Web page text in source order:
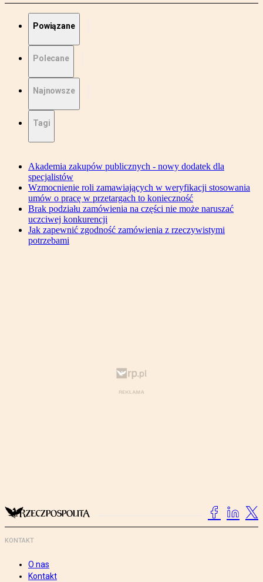
Powiązane
Polecane
Najnowsze
Tagi
Akademia zakupów publicznych - nowy dodatek dla
specjalistów
Wzmocnienie roli zamawiających w weryfikacji stosowania
umów o pracę w przetargach to konieczność
Brak podziału zamówienia na części nie może naruszać
uczciwej konkurencji
Jak zapewnić zgodność zamówienia z rzeczywistymi
potrzebami
KONTAKT
O nas
Kontakt